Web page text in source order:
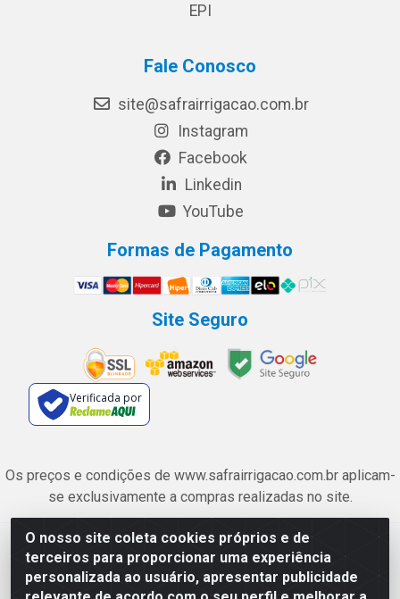
O nosso site coleta cookies próprios e de
terceiros para proporcionar uma experiência
personalizada ao usuário, apresentar publicidade
EPI
Fale Conosco
site@safrairrigacao.com.br
Instagram
Facebook
Linkedin
YouTube
Formas de Pagamento
Site Seguro
Verificada por
Os preços e condições de www.safrairrigacao.com.br aplicam-
se exclusivamente a compras realizadas no site.
Safra Agrícola e Pecuária LTDA - Avenida Castelo Branco, 5330 -
Esplanada dos Anicuns, Goiânia/GO - CEP 74.433-205 - CNPJ
06.315.490/0001-00